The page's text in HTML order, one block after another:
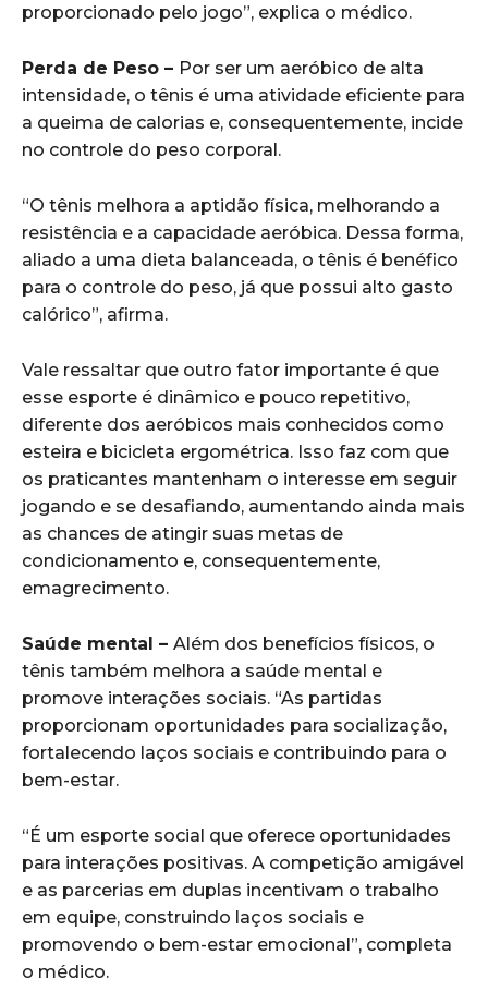
proporcionado pelo jogo”, explica o médico.
Perda de Peso – Por ser um aeróbico de alta
intensidade, o tênis é uma atividade eficiente para
a queima de calorias e, consequentemente, incide
no controle do peso corporal.
“O tênis melhora a aptidão física, melhorando a
resistência e a capacidade aeróbica. Dessa forma,
aliado a uma dieta balanceada, o tênis é benéfico
para o controle do peso, já que possui alto gasto
calórico”, afirma.
Vale ressaltar que outro fator importante é que
esse esporte é dinâmico e pouco repetitivo,
diferente dos aeróbicos mais conhecidos como
esteira e bicicleta ergométrica. Isso faz com que
os praticantes mantenham o interesse em seguir
jogando e se desafiando, aumentando ainda mais
as chances de atingir suas metas de
condicionamento e, consequentemente,
emagrecimento.
Saúde mental – Além dos benefícios físicos, o
tênis também melhora a saúde mental e
promove interações sociais. “As partidas
proporcionam oportunidades para socialização,
fortalecendo laços sociais e contribuindo para o
bem-estar.
“É um esporte social que oferece oportunidades
para interações positivas. A competição amigável
e as parcerias em duplas incentivam o trabalho
em equipe, construindo laços sociais e
promovendo o bem-estar emocional”, completa
o médico.